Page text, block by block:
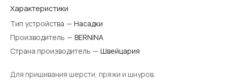
Характеристики
Тип устройства — Насадки
Производитель — BERNINA
Страна производитель — Швейцария
Для пришивания шерсти, пряжи и шнуров.